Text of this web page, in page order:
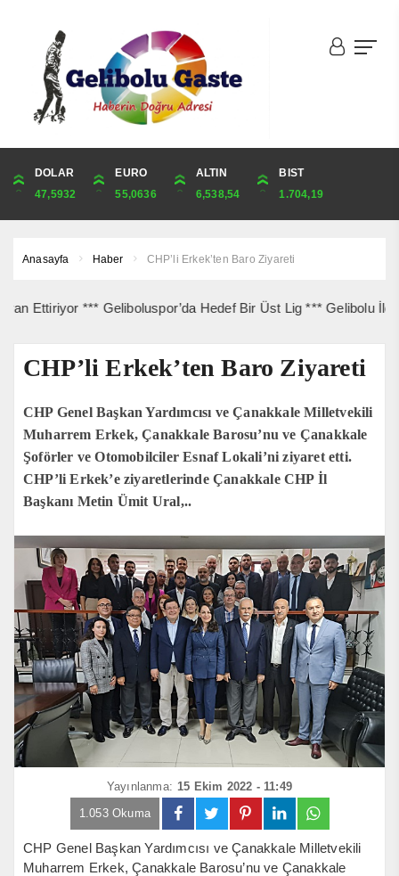
DOLAR
47,5932
EURO
55,0636
ALTIN
6,538,54
BIST
1.704,19
ONS
4,272,62
ALTIN
6,538,54
ÇEYREK
10,690,52
CUMHURİYET
43,872,00
Anasayfa Haber CHP’li Erkek’ten Baro Ziyareti
*** Geliboluspor’da Hedef Bir Üst Lig *** Gelibolu İlçe
CHP’li Erkek’ten Baro Ziyareti
CHP Genel Başkan Yardımcısı ve Çanakkale Milletvekili
Muharrem Erkek, Çanakkale Barosu’nu ve Çanakkale
Şoförler ve Otomobilciler Esnaf Lokali’ni ziyaret etti.
CHP’li Erkek’e ziyaretlerinde Çanakkale CHP İl
Başkanı Metin Ümit Ural,..
Yayınlanma: 15 Ekim 2022 - 11:49
1.053 Okuma
CHP Genel Başkan Yardımcısı ve Çanakkale Milletvekili
Muharrem Erkek, Çanakkale Barosu’nu ve Çanakkale